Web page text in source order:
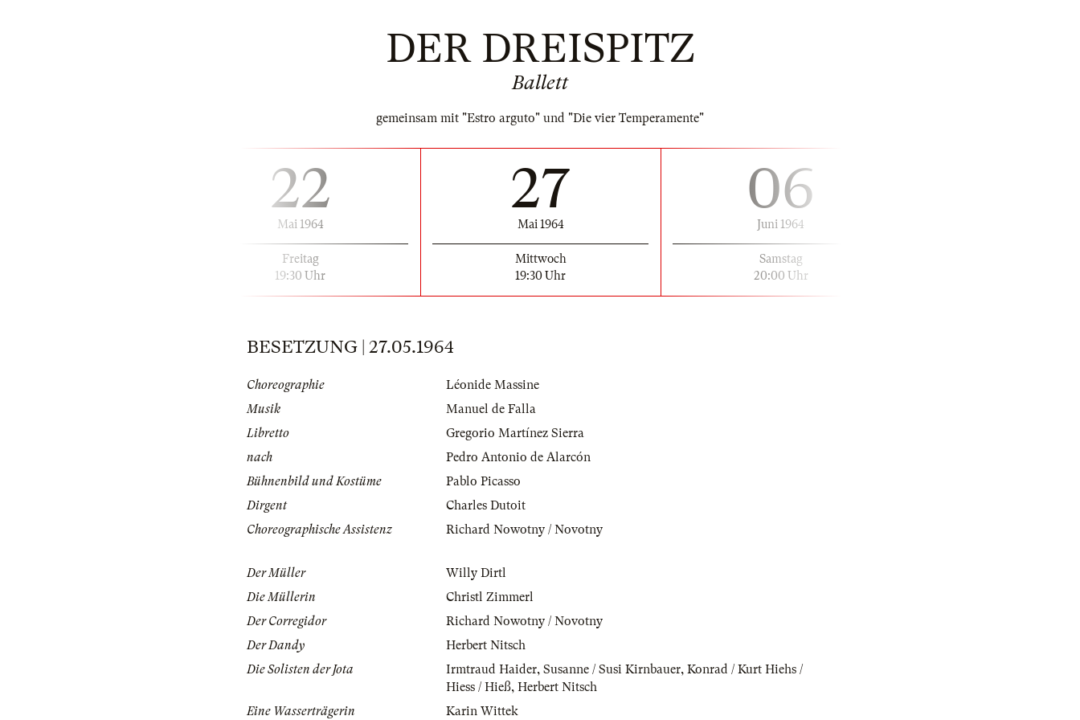
DER DREISPITZ
Ballett
gemeinsam mit "Estro arguto" und "Die vier Temperamente"
22
Mai 1964
Freitag
19:30 Uhr
27
Mai 1964
Mittwoch
19:30 Uhr
06
Juni 1964
Samstag
20:00 Uhr
BESETZUNG | 27.05.1964
Choreographie
Léonide Massine
Musik
Manuel de Falla
Libretto
Gregorio Martínez Sierra
nach
Pedro Antonio de Alarcón
Bühnenbild und Kostüme
Pablo Picasso
Dirgent
Charles Dutoit
Choreographische Assistenz
Richard Nowotny / Novotny
Der Müller
Willy Dirtl
Die Müllerin
Christl Zimmerl
Der Corregidor
Richard Nowotny / Novotny
Der Dandy
Herbert Nitsch
Die Solisten der Jota
Irmtraud Haider, Susanne / Susi Kirnbauer, Konrad / Kurt Hiehs /
Hiess / Hieß, Herbert Nitsch
Eine Wasserträgerin
Karin Wittek